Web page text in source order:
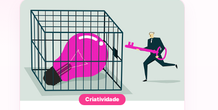
Criatividade